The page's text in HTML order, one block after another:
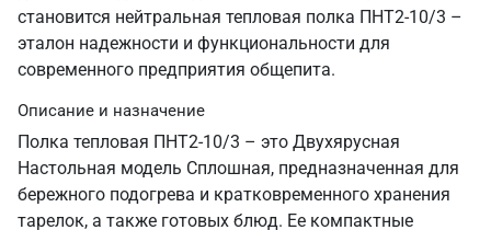
становится нейтральная тепловая полка ПНТ2-10/3 –
эталон надежности и функциональности для
современного предприятия общепита.
Описание и назначение
Полка тепловая ПНТ2-10/3 – это Двухярусная
Настольная модель Сплошная, предназначенная для
бережного подогрева и кратковременного хранения
тарелок, а также готовых блюд. Ее компактные